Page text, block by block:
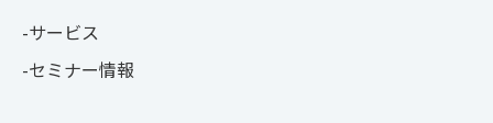
サービス
セミナー情報